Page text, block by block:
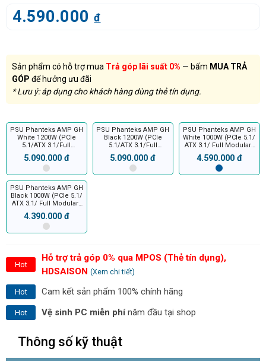
4.590.000 đ
Sản phẩm có hỗ trợ mua Trả góp lãi suất 0% — bấm MUA TRẢ
GÓP để hưởng ưu đãi
* Lưu ý: áp dụng cho khách hàng dùng thẻ tín dụng.
PSU Phanteks AMP GH
White 1200W (PCIe
5.1/ATX 3.1/Full
Modular/Platinum)
5.090.000 đ
PSU Phanteks AMP GH
Black 1200W (PCIe
5.1/ATX 3.1/Full
Modular/Platinum)
5.090.000 đ
PSU Phanteks AMP GH
White 1000W (PCIe 5.1/
ATX 3.1/ Full Modular/
80 Plus Platinum)
4.590.000 đ
PSU Phanteks AMP GH
Black 1000W (PCIe 5.1/
ATX 3.1/ Full Modular/
80 Plus Platinum)
4.390.000 đ
Hot
Hỗ trợ trả góp 0% qua MPOS (Thẻ tín dụng),
HDSAISON (Xem chi tiết)
Hot Cam kết sản phẩm 100% chính hãng
Hot Vệ sinh PC miễn phínăm đầu tại shop
Thông số kỹ thuật